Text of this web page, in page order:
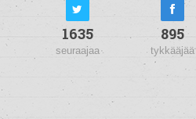
1635
seuraajaa
895
tykkääjää